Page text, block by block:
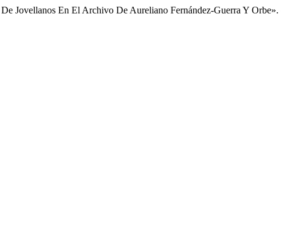
Jovellanos En El Archivo De Aureliano Fernández-Guerra Y Orbe».